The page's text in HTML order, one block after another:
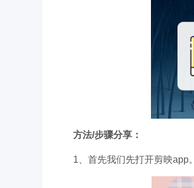
方法/步骤分享：
1、首先我们先打开剪映app。